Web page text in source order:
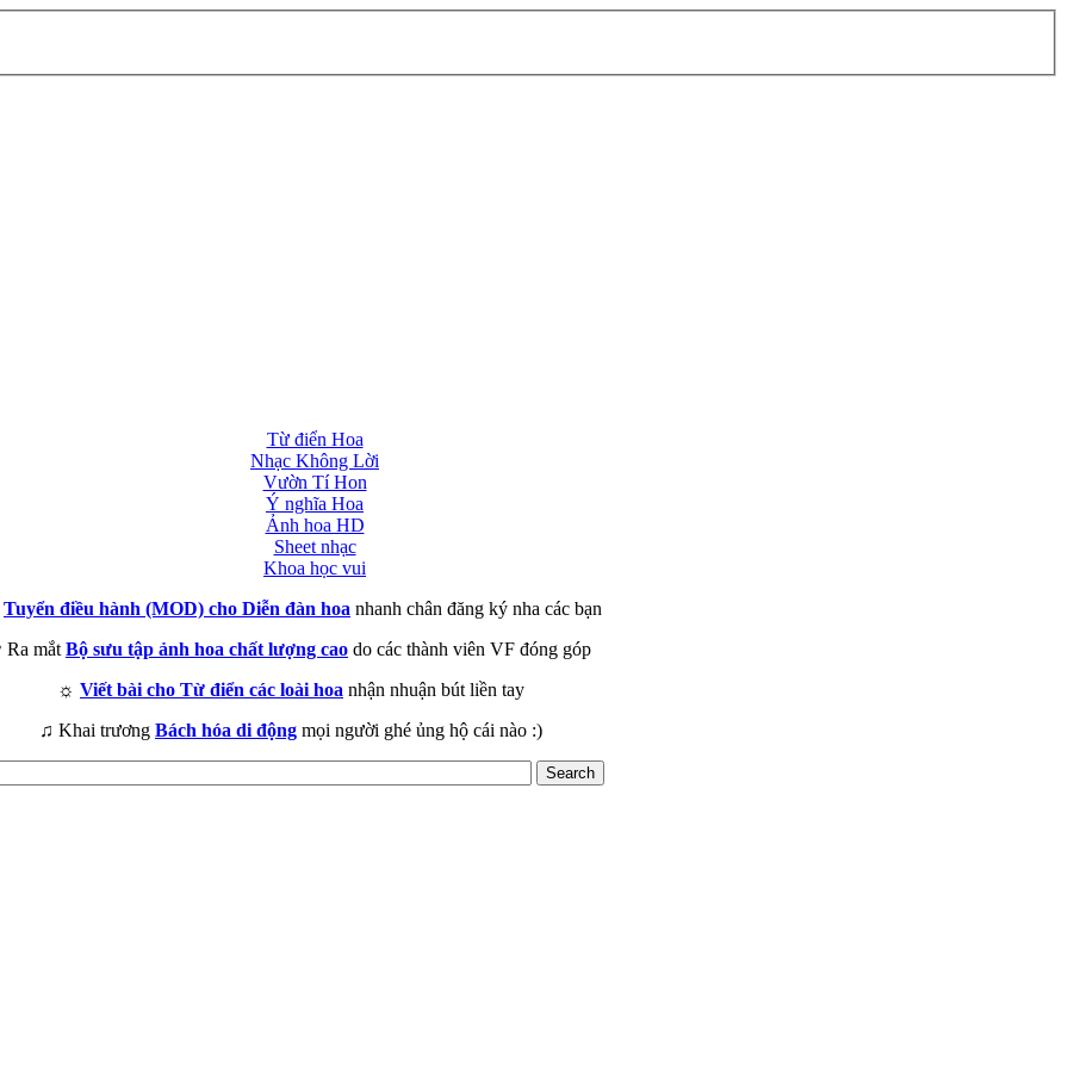
Từ điển Hoa
Nhạc Không Lời
Vườn Tí Hon
Ý nghĩa Hoa
Ảnh hoa HD
Sheet nhạc
Khoa học vui
Tuyển điều hành (MOD) cho Diễn đàn hoa nhanh chân đăng ký nha các bạn
Ra mắt Bộ sưu tập ảnh hoa chất lượng cao do các thành viên VF đóng góp
☼ Viết bài cho Từ điển các loài hoa nhận nhuận bút liền tay
♫ Khai trương Bách hóa di động mọi người ghé ủng hộ cái nào :)